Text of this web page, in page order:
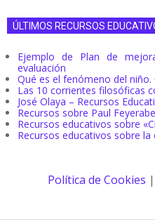
ÚLTIMOS RECURSOS
Ejemplo de Plan de
evaluación
Qué es el fenómeno del niño.
Las 10 corrientes filosóficas
José Olaya – Recursos
Recursos sobre Paul
Recursos educativos sobre
Recursos educativos sobre la
Política de Cookies |